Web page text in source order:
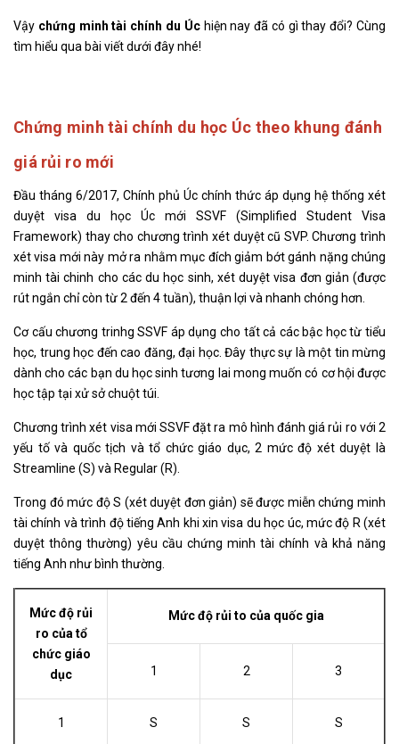
Vậy chứng minh tài chính du Úchiện nay đã có gì thay đổi? Cùng
tìm hiểu qua bài viết dưới đây nhé!
Chứng minh tài chính du học Úc theo khung đánh
giá rủi ro mới
Đầu tháng 6/2017, Chính phủ Úc chính thức áp dụng hệ thống xét
duyệt visa du học Úc mới SSVF (Simplified Student Visa
Framework) thay cho chương trình xét duyệt cũ SVP. Chương trình
xét visa mới này mở ra nhằm mục đích giảm bớt gánh nặng chúng
minh tài chinh cho các du học sinh, xét duyệt visa đơn giản (được
rút ngắn chỉ còn từ 2 đến 4 tuần), thuận lợi và nhanh chóng hơn.
Cơ cấu chương trinhg SSVF áp dụng cho tất cả các bậc học từ tiểu
học, trung học đến cao đăng, đại học. Đây thực sự là một tin mừng
dành cho các bạn du học sinh tương lai mong muốn có cơ hội được
học tập tại xử sở chuột túi.
Chương trình xét visa mới SSVF đặt ra mô hình đánh giá rủi ro với 2
yếu tố và quốc tịch và tổ chức giáo dục, 2 mức độ xét duyệt là
Streamline (S) và Regular (R).
Trong đó mức độ S (xét duyệt đơn giản) sẽ được miễn chứng minh
tài chính và trình độ tiếng Anh khi xin visa du học úc, mức độ R (xét
duyệt thông thường) yêu cầu chứng minh tài chính và khả năng
tiếng Anh như bình thường.
Mức độ rủi
ro của tổ
chức giáo
dục
Mức độ rủi to của quốc gia
1 2 3
1 S S S